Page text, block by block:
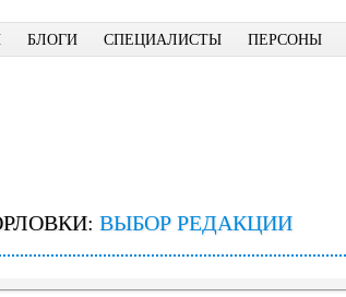
БЛОГИ СПЕЦИАЛИСТЫ ПЕРСОНЫ
ВЫБОР РЕДАКЦИИ